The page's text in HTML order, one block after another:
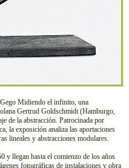
Midiendo el infinito, una
Gertrud Goldschmidt (Hamburgo,
de la abstracción. Patrocinada por
la exposición analiza las aportaciones
lineales y abstracciones modulares.
y llegan hasta el comienzo de los años
fotográficas de instalaciones y obra